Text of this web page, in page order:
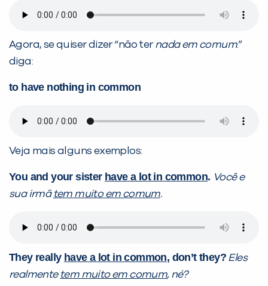
Agora, se quiser dizer “não ternada em comum.”
diga:
to have nothing in common
Veja mais alguns exemplos:
You and your sister have a lot in common. Você e
sua irmã tem muito em comum.
They really have a lot in common, don’t they? Eles
realmente tem muito em comum, né?